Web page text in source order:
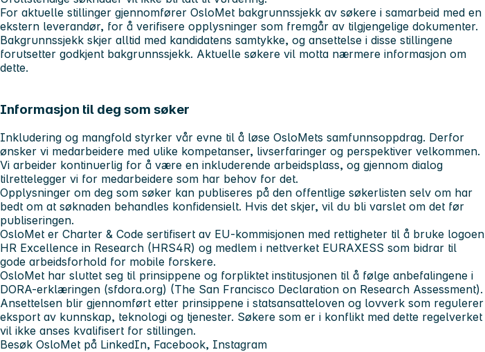
For aktuelle stillinger gjennomfører OsloMet bakgrunnssjekk av søkere i samarbeid med en
ekstern leverandør, for å verifisere opplysninger som fremgår av tilgjengelige dokumenter.
Bakgrunnssjekk skjer alltid med kandidatens samtykke, og ansettelse i disse stillingene
forutsetter godkjent bakgrunnssjekk. Aktuelle søkere vil motta nærmere informasjon om
dette.
Informasjon til deg som søker
Inkludering og mangfold styrker vår evne til å løse OsloMets samfunnsoppdrag. Derfor
ønsker vi medarbeidere med ulike kompetanser, livserfaringer og perspektiver velkommen.
Vi arbeider kontinuerlig for å være en inkluderende arbeidsplass, og gjennom dialog
tilrettelegger vi for medarbeidere som har behov for det.
Opplysninger om deg som søker kan publiseres på den offentlige søkerlisten selv om har
bedt om at søknaden behandles konfidensielt. Hvis det skjer, vil du bli varslet om det før
publiseringen.
OsloMet er Charter & Code sertifisert av EU-kommisjonen med rettigheter til å bruke logoen
HR Excellence in Research (HRS4R) og medlem i nettverket EURAXESS som bidrar til
gode arbeidsforhold for mobile forskere.
OsloMet har sluttet seg til prinsippene og forpliktet institusjonen til å følge anbefalingene i
DORA-erklæringen (sfdora.org) (The San Francisco Declaration on Research Assessment).
Ansettelsen blir gjennomført etter prinsippene i statsansatteloven og lovverk som regulerer
eksport av kunnskap, teknologi og tjenester. Søkere som er i konflikt med dette regelverket
vil ikke anses kvalifisert for stillingen.
Besøk OsloMet på LinkedIn, Facebook, Instagram